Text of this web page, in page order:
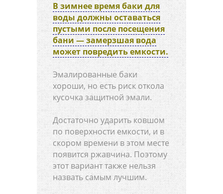
В зимнее время баки для
воды должны оставаться
пустыми после посещения
бани — замерзшая вода
может повредить емкости.
Эмалированные баки
хороши, но есть риск откола
кусочка защитной эмали.
Достаточно ударить ковшом
по поверхности емкости, и в
скором времени в этом месте
появится ржавчина. Поэтому
этот вариант также нельзя
назвать самым лучшим.